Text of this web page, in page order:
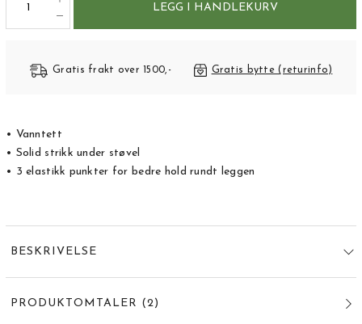
LEGG I HANDLEKURV
Gratis frakt over 1500,- Gratis bytte (returinfo)
• Vanntett
• Solid strikk under støvel
• 3 elastikk punkter for bedre hold rundt leggen
BESKRIVELSE
PRODUKTOMTALER (2)